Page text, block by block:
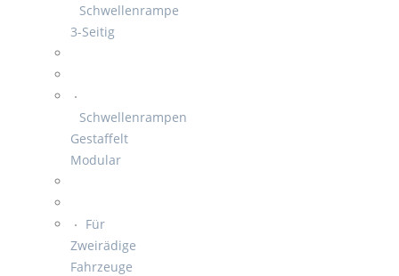
Schwellenrampe
3-Seitig
Schwellenrampen
Gestaffelt
Modular
Für
Zweirädige
Fahrzeuge